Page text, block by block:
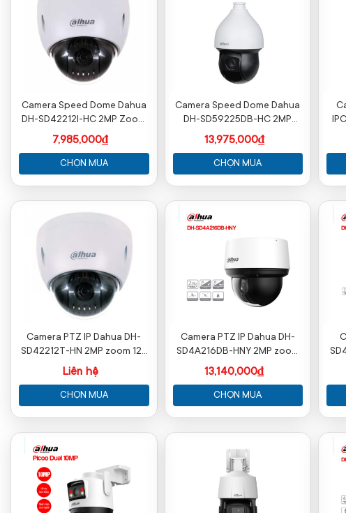
Camera Speed Dome Dahua
DH-SD42212I-HC 2MP Zoom
12X chính hãng
7,985,000₫
CHỌN MUA
Camera Speed Dome Dahua
DH-SD59225DB-HC 2MP
Zoom 25X chính hãng
13,975,000₫
CHỌN MUA
Camera PTZ IP Dahua DH-
SD42212T-HN 2MP zoom 12X
nhận diện khuôn mặt
Liên hệ
CHỌN MUA
Camera PTZ IP Dahua DH-
SD4A216DB-HNY 2MP zoom
16X AI ngoài trời
13,140,000₫
CHỌN MUA